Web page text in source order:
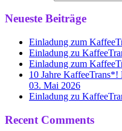
Neueste Beiträge
Einladung zum
Einladung zu
Einladung zum
10 Jahre KaffeeTrans*!
03. Mai 2026
Einladung zu
Recent Comments